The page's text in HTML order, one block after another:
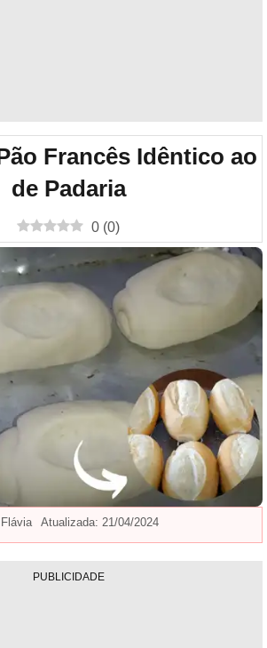
Francês Idêntico ao
de Padaria
0 (0)
Flávia Atualizada: 21/04/2024
PUBLICIDADE